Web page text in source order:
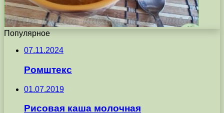
Популярное
07.11.2024
Ромштекс
01.07.2019
Рисовая каша молочная